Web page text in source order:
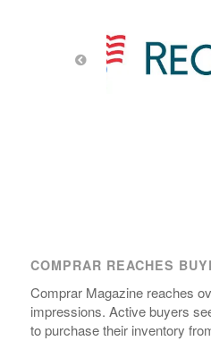
COMPRAR REACHES
Comprar Magazine reaches
impressions. Active buyers
to purchase their inventory